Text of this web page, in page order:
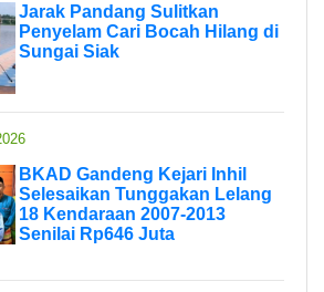
Jarak Pandang Sulitkan
Penyelam Cari Bocah Hilang di
Sungai Siak
BKAD Gandeng Kejari Inhil
Selesaikan Tunggakan Lelang
18 Kendaraan 2007-2013
Senilai Rp646 Juta